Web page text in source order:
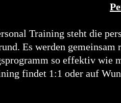
Training steht die
Es werden
so effektiv wie
findet 1:1 oder auf